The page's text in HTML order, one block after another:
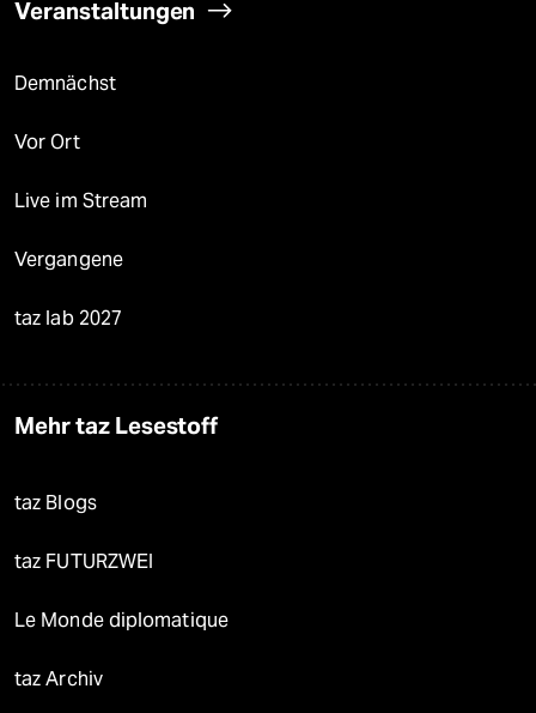
Veranstaltungen
Demnächst
Vor Ort
Live im Stream
Vergangene
taz lab 2027
Mehr taz Lesestoff
taz Blogs
taz FUTURZWEI
Le Monde diplomatique
taz Archiv